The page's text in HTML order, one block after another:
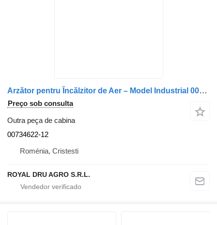
Arzător pentru Încălzitor de Aer – Model Industrial 00734622-12 para camião
Preço sob consulta
Outra peça de cabina
00734622-12
Roménia, Cristesti
ROYAL DRU AGRO S.R.L.